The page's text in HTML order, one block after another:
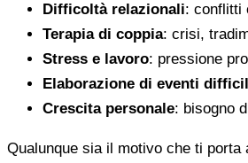
Difficoltà relazionali: conflitti
Terapia di coppia: crisi,
Stress e lavoro: pressione
Elaborazione di eventi
Crescita personale: bisogno
Qualunque sia il motivo che ti